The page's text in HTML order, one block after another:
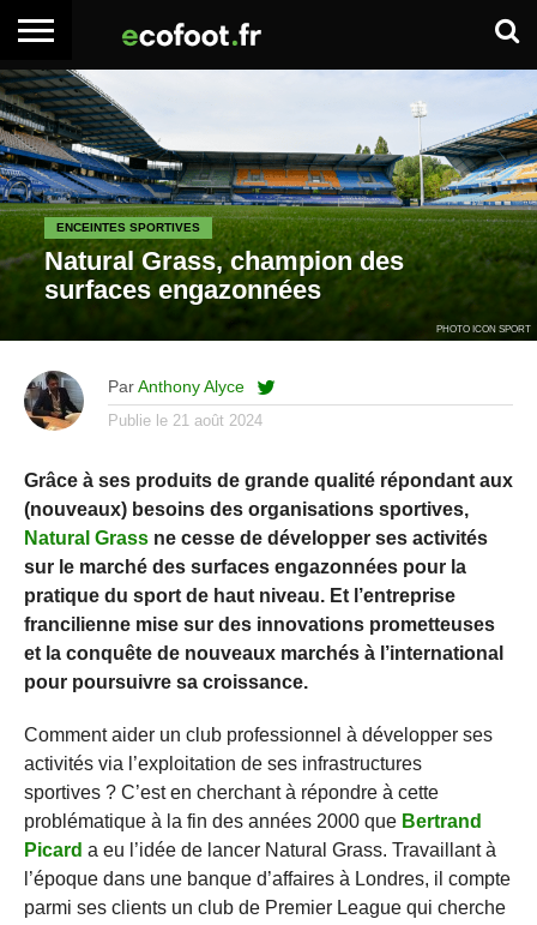
ACCUEIL
ARTICLES
PREMIUM
ADHÉSION
PREMIUM
SE
CONNECTER
EMPLOI
BOITE
À
OUTILS
ENCEINTES SPORTIVES
Natural Grass, champion des
surfaces engazonnées
PHOTO ICON SPORT
Par Anthony Alyce
Publie le 21 août 2024
Grâce à ses produits de grande qualité répondant aux
(nouveaux) besoins des organisations sportives,
Natural Grassne cesse de développer ses activités
sur le marché des surfaces engazonnées pour la
pratique du sport de haut niveau. Et l’entreprise
francilienne mise sur des innovations prometteuses
et la conquête de nouveaux marchés à l’international
pour poursuivre sa croissance.
Comment aider un club professionnel à développer ses
activités via l’exploitation de ses infrastructures
sportives ? C’est en cherchant à répondre à cette
problématique à la fin des années 2000 que Bertrand
Picard a eu l’idée de lancer Natural Grass. Travaillant à
l’époque dans une banque d’affaires à Londres, il compte
parmi ses clients un club de Premier League qui cherche